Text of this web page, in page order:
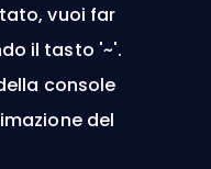
vuoi far
il tasto '~'.
console
del